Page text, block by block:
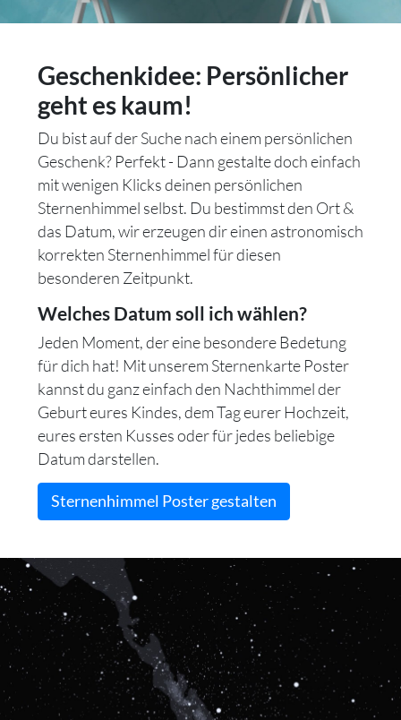
Geschenkidee: Persönlicher
geht es kaum!
Du bist auf der Suche nach einem persönlichen
Geschenk? Perfekt - Dann gestalte doch einfach
mit wenigen Klicks deinen persönlichen
Sternenhimmel selbst. Du bestimmst den Ort &
das Datum, wir erzeugen dir einen astronomisch
korrekten Sternenhimmel für diesen
besonderen Zeitpunkt.
Welches Datum soll ich wählen?
Jeden Moment, der eine besondere Bedetung
für dich hat! Mit unserem Sternenkarte Poster
kannst du ganz einfach den Nachthimmel der
Geburt eures Kindes, dem Tag eurer Hochzeit,
eures ersten Kusses oder für jedes beliebige
Datum darstellen.
Sternenhimmel Poster gestalten